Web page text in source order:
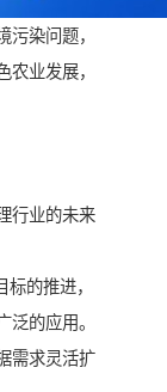
染问题，
业发展，
行业的未来
的推进，
的应用。
需求灵活扩